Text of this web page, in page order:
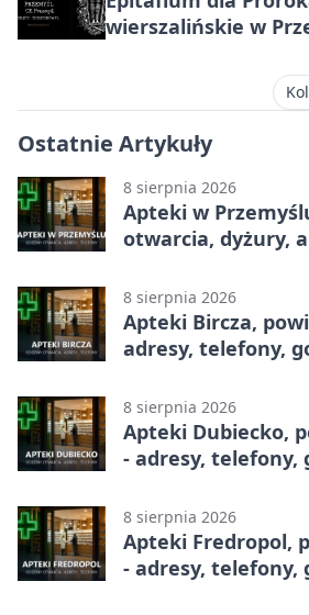
wierszalińskie w
Ostatnie Artykuły
8 sierpnia 2026
Apteki w
otwarcia, dyżury,
8 sierpnia 2026
Apteki Bircza,
adresy, telefony,
8 sierpnia 2026
Apteki Dubiecko,
- adresy, telefony,
8 sierpnia 2026
Apteki Fredropol,
- adresy, telefony,